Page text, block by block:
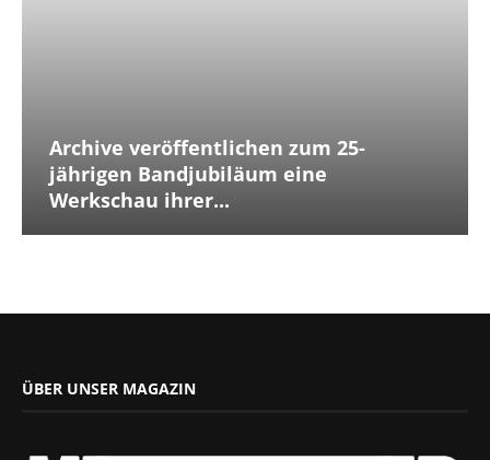
Archive veröffentlichen zum 25-
jährigen Bandjubiläum eine
Werkschau ihrer...
ÜBER UNSER MAGAZIN